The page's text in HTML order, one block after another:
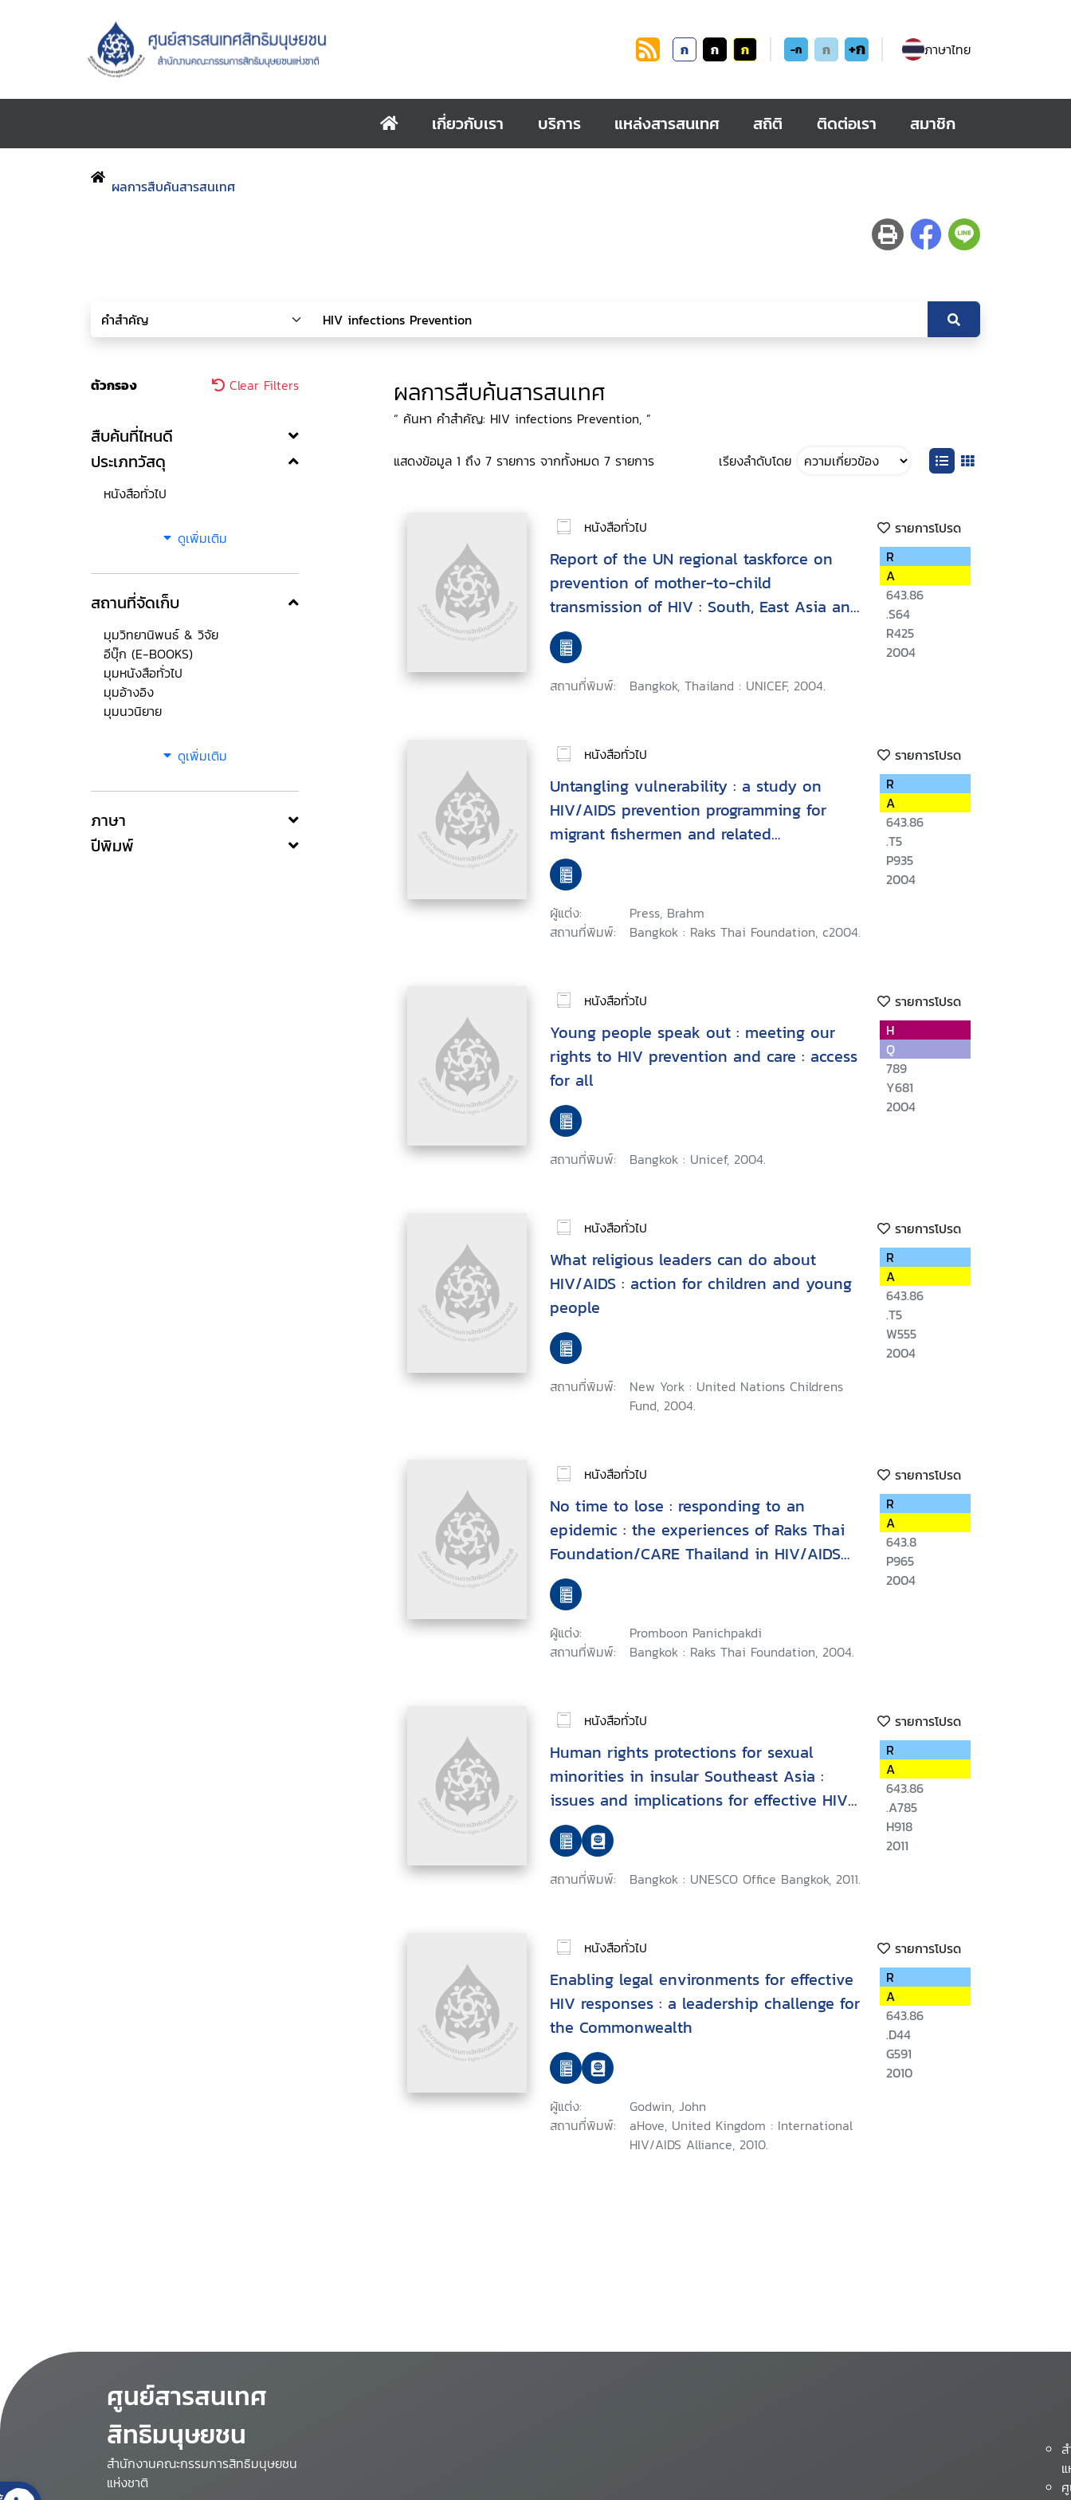
ก ก ก -ก ก +ก ภาษาไทย
เกี่ยวกับเรา บริการ แหล่งสารสนเทศ สถิติ ติดต่อเรา สมาชิก
ผลการสืบค้นสารสนเทศ
ตัวกรอง Clear Filters
สืบค้นที่ไหนดี
ประเภทวัสดุ
หนังสือทั่วไป
ดูเพิ่มเติม
สถานที่จัดเก็บ
มุมวิทยานิพนธ์ & วิจัย
อีบุ๊ก (E-BOOKS)
มุมหนังสือทั่วไป
มุมอ้างอิง
มุมนวนิยาย
ดูเพิ่มเติม
ภาษา
ปีพิมพ์
ผลการสืบค้นสารสนเทศ
“ ค้นหา คำสำคัญ: HIV infections Prevention, ”
แสดงข้อมูล 1 ถึง 7 รายการ จากทั้งหมด 7 รายการ เรียงลำดับโดย
หนังสือทั่วไป รายการโปรด
Report of the UN regional taskforce on
prevention of mother-to-child
transmission of HIV : South, East Asia and
The Pacific, May 2004, Bangkok, Thailand
สถานที่พิมพ์: Bangkok, Thailand : UNICEF, 2004.
R
A
643.86
.S64
R425
2004
หนังสือทั่วไป รายการโปรด
Untangling vulnerability : a study on
HIV/AIDS prevention programming for
migrant fishermen and related
populations in Thailand
ผู้แต่ง:
Press, Brahm
สถานที่พิมพ์:
Bangkok : Raks Thai Foundation, c2004.
R
A
643.86
.T5
P935
2004
หนังสือทั่วไป รายการโปรด
Young people speak out : meeting our
rights to HIV prevention and care : access
for all
สถานที่พิมพ์: Bangkok : Unicef, 2004.
H
Q
789
Y681
2004
หนังสือทั่วไป รายการโปรด
What religious leaders can do about
HIV/AIDS : action for children and young
people
สถานที่พิมพ์:
New York : United Nations Childrens
Fund, 2004.
R
A
643.86
.T5
W555
2004
หนังสือทั่วไป รายการโปรด
No time to lose : responding to an
epidemic : the experiences of Raks Thai
Foundation/CARE Thailand in HIV/AIDS
prevention, care and support 1993-2004
ผู้แต่ง:
Promboon Panichpakdi
สถานที่พิมพ์:
Bangkok : Raks Thai Foundation, 2004.
R
A
643.8
P965
2004
หนังสือทั่วไป รายการโปรด
Human rights protections for sexual
minorities in insular Southeast Asia :
issues and implications for effective HIV
prevention
สถานที่พิมพ์: Bangkok : UNESCO Office Bangkok, 2011.
R
A
643.86
.A785
H918
2011
หนังสือทั่วไป รายการโปรด
Enabling legal environments for effective
HIV responses : a leadership challenge for
the Commonwealth
ผู้แต่ง:
Godwin, John
สถานที่พิมพ์:
aHove, United Kingdom : International
HIV/AIDS Alliance, 2010.
R
A
643.86
.D44
G591
2010
ศูนย์สารสนเทศ
สิทธิมนุษยชน
สำนักงานคณะกรรมการสิทธิมนุษยชน
แห่งชาติ